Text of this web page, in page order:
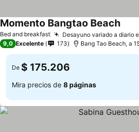
Bed and breakfast Desayuno variado a diario
Momento Bangtao Beach
9,0 Excelente 173 Bang Tao Beach, a
De $ 175.206
Mira precios de 8 páginas